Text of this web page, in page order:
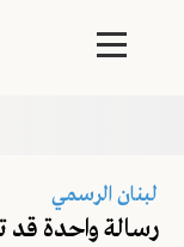
لبنان الرسمي
رسالة واحدة